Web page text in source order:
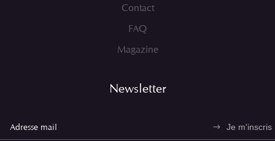
Contact
FAQ
Magazine
Newsletter
Je m'inscris